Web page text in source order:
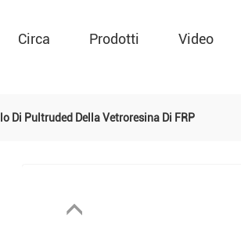
Circa Prodotti Video
Di Pultruded Della Vetroresina Di FRP